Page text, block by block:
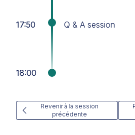
17:50 Q & A session
18:00
Revenir à la session
précédente